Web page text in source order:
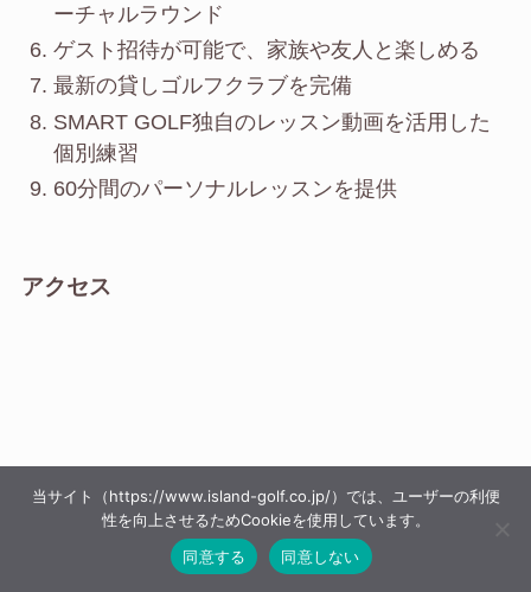
ーチャルラウンド
ゲスト招待が可能で、家族や友人と楽しめる
最新の貸しゴルフクラブを完備
SMART GOLF独自のレッスン動画を活用した
個別練習
60分間のパーソナルレッスンを提供
アクセス
当サイト（https://www.island-golf.co.jp/）では、ユーザーの利便
性を向上させるためCookieを使用しています。
同意する
同意しない